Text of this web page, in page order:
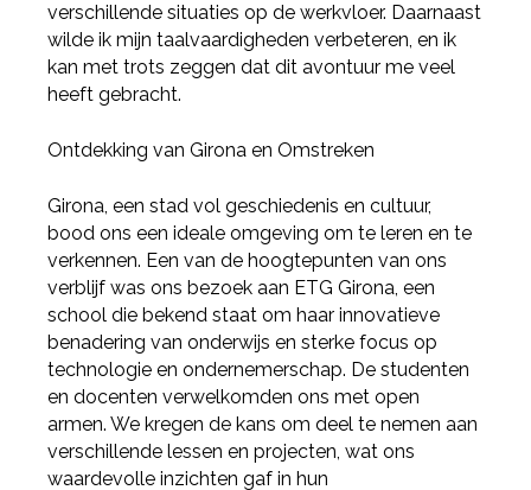
verschillende situaties op de werkvloer. Daarnaast
wilde ik mijn taalvaardigheden verbeteren, en ik
kan met trots zeggen dat dit avontuur me veel
heeft gebracht.
Ontdekking van Girona en Omstreken
Girona, een stad vol geschiedenis en cultuur,
bood ons een ideale omgeving om te leren en te
verkennen. Een van de hoogtepunten van ons
verblijf was ons bezoek aan ETG Girona, een
school die bekend staat om haar innovatieve
benadering van onderwijs en sterke focus op
technologie en ondernemerschap. De studenten
en docenten verwelkomden ons met open
armen. We kregen de kans om deel te nemen aan
verschillende lessen en projecten, wat ons
waardevolle inzichten gaf in hun